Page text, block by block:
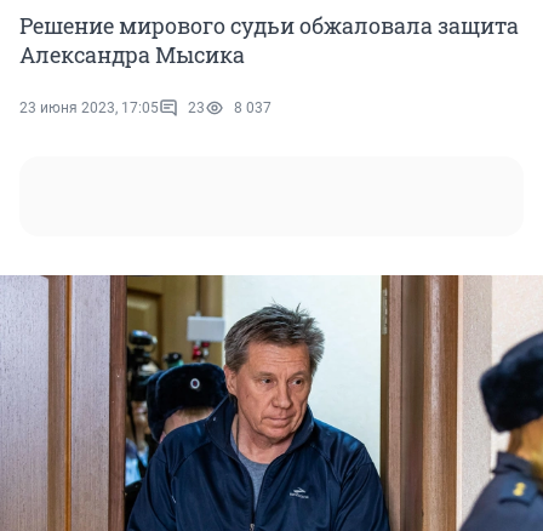
Решение мирового судьи обжаловала защита
Александра Мысика
23 июня 2023, 17:05 23 8 037